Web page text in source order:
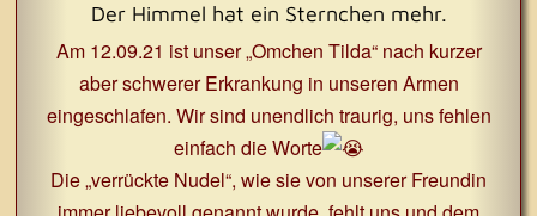
Der Himmel hat ein Sternchen mehr.
Am 12.09.21 ist unser „Omchen Tilda“ nach kurzer
aber schwerer Erkrankung in unseren Armen
eingeschlafen. Wir sind unendlich traurig, uns fehlen
einfach die Worte
Die „verrückte Nudel“, wie sie von unserer Freundin